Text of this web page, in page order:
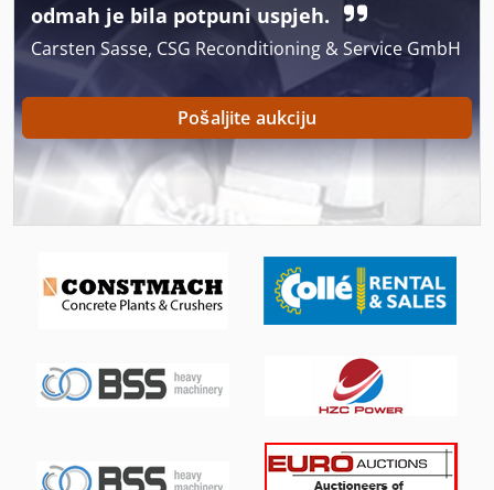
Hpp 11
In-House Izložba
Industrijskih Klima-Uređaj
Iz Pijeska Pjeskarenje
Izgradnja I Rušenje
Klima Hlađenje
Okvir Za Hidraulički
Strojevi I Alati Za Obradu Kamena
odmah je bila potpuni uspjeh.
Carsten Sasse, CSG Reconditioning & Service GmbH
Pošaljite aukciju